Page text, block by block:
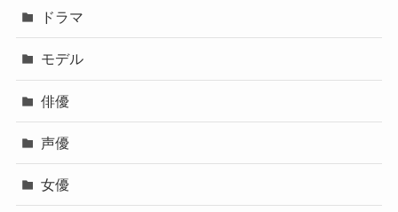
ドラマ
モデル
俳優
声優
女優